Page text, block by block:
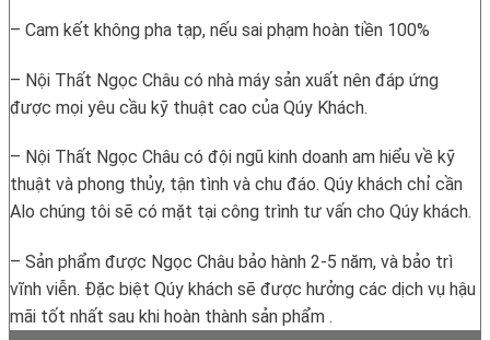
– Cam kết không pha tạp, nếu sai phạm hoàn tiền 100%
– Nội Thất Ngọc Châu có nhà máy sản xuất nên đáp ứng
được mọi yêu cầu kỹ thuật cao của Qúy Khách.
– Nội Thất Ngọc Châu có đội ngũ kinh doanh am hiểu về kỹ
thuật và phong thủy, tận tình và chu đáo. Qúy khách chỉ cần
Alo chúng tôi sẽ có mặt tại công trình tư vấn cho Qúy khách.
– Sản phẩm được Ngọc Châu bảo hành 2-5 năm, và bảo trì
vĩnh viễn. Đặc biệt Qúy khách sẽ được hưởng các dịch vụ hậu
mãi tốt nhất sau khi hoàn thành sản phẩm .